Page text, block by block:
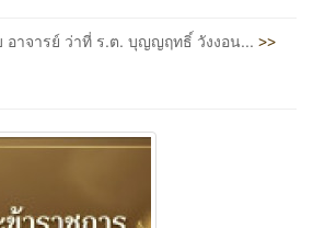
าจารย์ ว่าที่ ร.ต. บุญญฤทธิ์ วังงอน... >>